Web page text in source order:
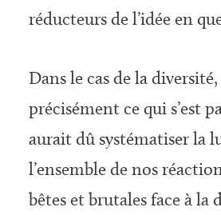
réducteurs de l’idée en
Dans le cas de la diversité,
précisément ce qui s’est
aurait dû systématiser la
l’ensemble de nos
bêtes et brutales face à la